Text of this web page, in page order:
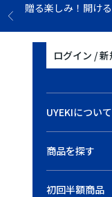
コンテンツへスキップ
前へ
贈る楽しみ！開け
ログイン /
UYEKIについて
商品を探す
初回半額商品